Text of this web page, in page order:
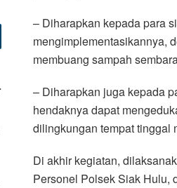
– Diharapkan kepada para
mengimplementasikannya,
membuang sampah
– Diharapkan juga kepada
hendaknya dapat
dilingkungan tempat tinggal
Di akhir kegiatan,
Personel Polsek Siak Hulu,